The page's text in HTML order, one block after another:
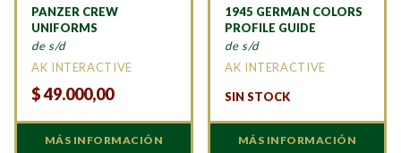
PANZER CREW
UNIFORMS
de s/d
AK INTERACTIVE
$49.000,00
MÁS INFORMACIÓN
1945 GERMAN COLORS
PROFILE GUIDE
de s/d
AK INTERACTIVE
SIN STOCK
MÁS INFORMACIÓN